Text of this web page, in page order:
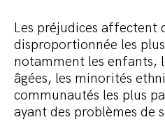
Les préjudices affectent
disproportionnée les
notamment les enfants,
âgées, les minorités
communautés les plus
ayant des problèmes de